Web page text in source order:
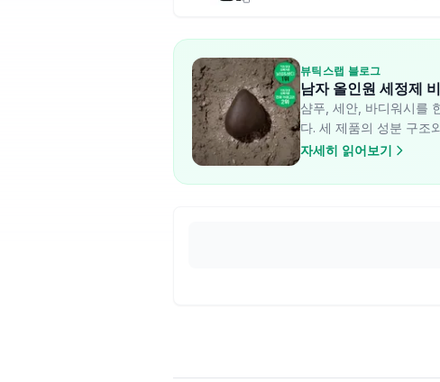
뷰틱스랩 블로그
남자 올인원 세정제
샴푸, 세안, 바디워시를
다. 세 제품의 성분 구조
자세히 읽어보기